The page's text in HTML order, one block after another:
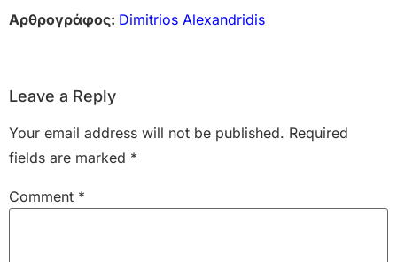
Αρθρογράφος: Dimitrios Alexandridis
Leave a Reply
Your email address will not be published. Required
fields are marked *
Comment *